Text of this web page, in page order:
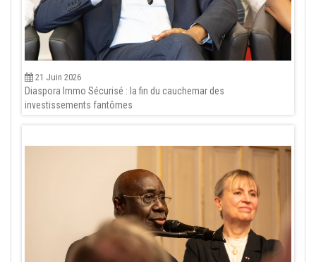
21 Juin 2026
Diaspora Immo Sécurisé : la fin du cauchemar des
investissements fantômes